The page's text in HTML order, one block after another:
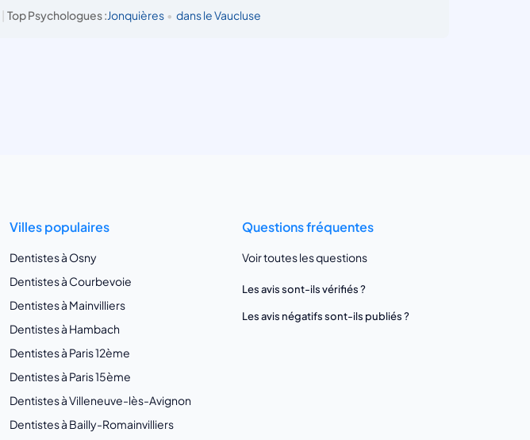
| Top Psychologues :Jonquières • dans le Vaucluse
Villes populaires
Dentistes à Osny
Dentistes à Courbevoie
Dentistes à Mainvilliers
Dentistes à Hambach
Dentistes à Paris 12ème
Dentistes à Paris 15ème
Dentistes à Villeneuve-lès-Avignon
Dentistes à Bailly-Romainvilliers
Questions fréquentes
Voir toutes les questions
Les avis sont-ils vérifiés ?
Les avis négatifs sont-ils publiés ?